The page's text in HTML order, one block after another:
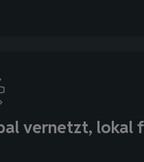
vernetzt, lokal